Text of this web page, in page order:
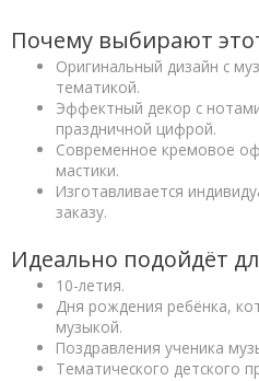
Почему выбирают
Оригинальный дизайн с
тематикой.
Эффектный декор с
праздничной цифрой.
Современное кремовое
мастики.
Изготавливается
заказу.
Идеально подойдёт
10-летия.
Дня рождения ребёнка,
музыкой.
Поздравления ученика
Тематического детского